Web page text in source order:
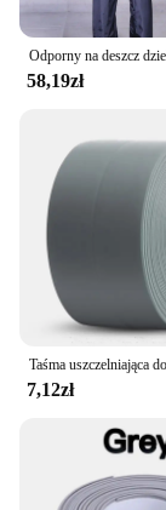
58,19zł
7,12zł